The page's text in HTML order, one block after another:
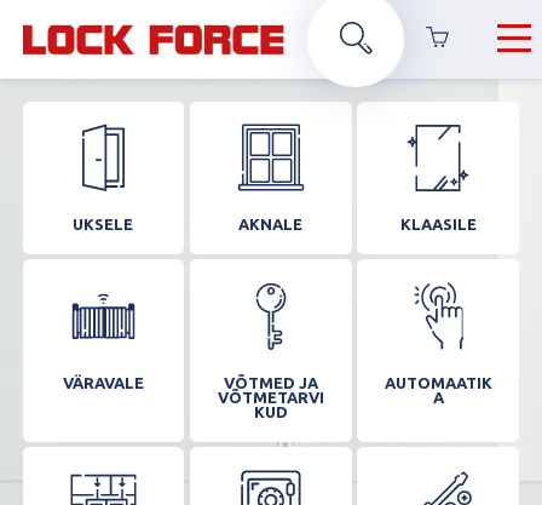
UKSELE AKNALE KLAASILE
VÄRAVALE
VÕTMED JA
VÕTMETARVI
KUD
AUTOMAATIK
A